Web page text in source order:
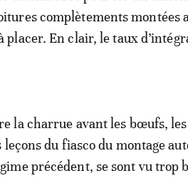
complètements montées
placer. En clair, le taux
la charrue avant les bœufs,
du fiasco du montage
précédent, se sont vu trop